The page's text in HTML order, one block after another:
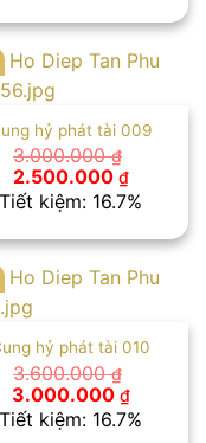
hỷ phát tài 009
3.000.000₫
Giá
gốc
là:
2.500.000 ₫Giá
hiện
tại
Tiết kiệm: 16.7%
hỷ phát tài 010
3.600.000₫
Giá
gốc
là:
3.000.000 ₫Giá
hiện
tại
Tiết kiệm: 16.7%